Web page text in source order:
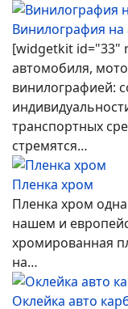
Винилография на
[widgetkit
автомобиля,
винилографией:
транспортных
стремятся…
Пленка хром
Пленка хром
нашем и
хромированная
на…
Оклейка авто